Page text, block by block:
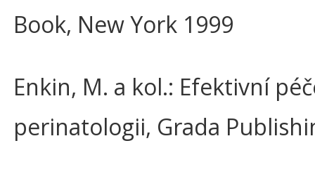
Book, New York 1999
Enkin, M. a kol.: Efektivní
perinatologii, Grada